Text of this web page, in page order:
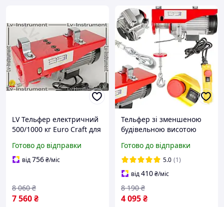
LV Тельфер електричний
500/1000 кг Euro Craft для
електрична канатна 2000
Вт. TOP|LV
Готово до відправки
від756₴/міс
7 560₴
8 060 ₴
Тельфер зі зменшеною
будівельною висотою
HJ202 1600W Електричні
лебідки та талі
Готово до відправки
5.0 (1)
від410₴/міс
4 095₴
8 190 ₴